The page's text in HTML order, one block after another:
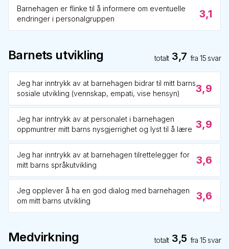
Barnehagen er flinke til å informere om eventuelle
endringer i personalgruppen
3,1
Barnets utvikling totalt 3,7 fra15 svar
Jeg har inntrykk av at barnehagen bidrar til mitt barns
sosiale utvikling (vennskap, empati, vise hensyn)
3,9
Jeg har inntrykk av at personalet i barnehagen
oppmuntrer mitt barns nysgjerrighet og lyst til å lære 3,9
Jeg har inntrykk av at barnehagen tilrettelegger for
mitt barns språkutvikling
3,6
Jeg opplever å ha en god dialog med barnehagen
om mitt barns utvikling
3,6
Medvirkning totalt 3,5 fra15 svar